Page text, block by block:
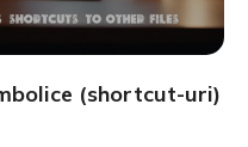
(shortcut-uri)